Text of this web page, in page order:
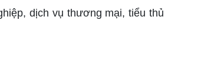
dịch vụ thương mại, tiểu thủ